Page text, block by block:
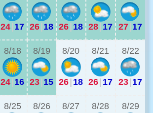
24|17 26|18 26| 18 28| 17 27|17
8/18
24|16
8/19
23|15
8/20
26| 18
8/21
26| 17
8/22
23|17
8/25 8/26 8/27 8/28 8/29